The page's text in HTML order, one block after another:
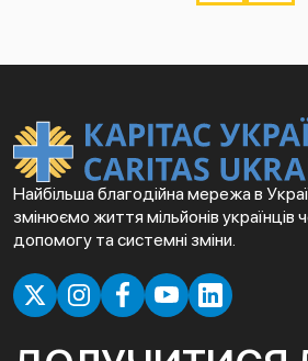
Найбільша благодійна мережа в
змінюємо життя мільйонів українців
допомогу та системні зміни.